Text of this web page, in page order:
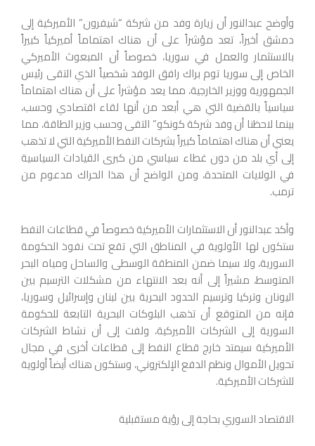
وأوضح عبدالنور أن زيارة وفد من شركة “شيفرون” الأميركية إلى
دمشق أخيراً، تعد مؤشراً على أن هناك اهتماماً أميركياً كبيراً
بالاستثمار والعمل في سوريا، خصوصاً أن المبعوث الأميركي
الخاص إلى سوريا توم براك رافق الوفد شخصياً الذي التقى رئيس
الجمهورية ووزير الخارجية، مما يعد مؤشراً على أن هناك اهتماماً
سياسياً بالقضية التي هي أبعد من أنها لقاء اقتصادي وحسب،
بينما لاحظنا أن وفد شركة كونكو” التقى وحسب وزير الطاقة، مما
يعني أن هناك اهتماماً كبيراً بشركات النفط الأميركية التي لا تذهب
إلى أي بلد من دون غطاء سياسي من كبرى القيادات السياسية
في الولايات المتحدة، ومن الواضح أن هذا الحراك مدعوم من
ترمب.
وأكد عبدالنور أن الاستثمارات الأميركية خصوصاً في قطاعات النفط
ستكون لها الأولوية في المناطق التي تقع تحت نفوذ الحكومة
السورية، ولا سيما ضمن المنطقة الوسطى والساحل ومياه البحر
المتوسط، مشيراً إلى أنه بعد الانتهاء من مشكلات الترسيم بين
اليونان وتركيا وترسيم الحدود البحرية بين لبنان وإسرائيل وسوريا،
فإنه من المتوقع أن تذهب البلوكات البحرية التابعة للحكومة
السورية إلى الشركات الأميركية، ولفت إلى أن نشاط الشركات
الأميركية سيمتد خارج قطاع النفط إلى قطاعات أخرى في مجال
تحويل الأموال ونظم الدفع الإلكتروني، وستكون هناك أيضاً أولوية
للشركات الأميركية.
الاقتصاد السوري بحاجة إلى رؤية مستقبلية